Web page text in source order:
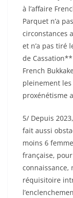
à l’affaire
Parquet n’a
circonstances
et n’a pas tiré
de Cassation**
French
pleinement
proxénétisme
5/ Depuis
fait aussi
moins 6
française,
connaissance,
réquisitoire